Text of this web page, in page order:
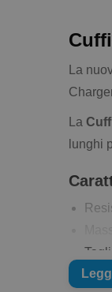
La
La
lunghi